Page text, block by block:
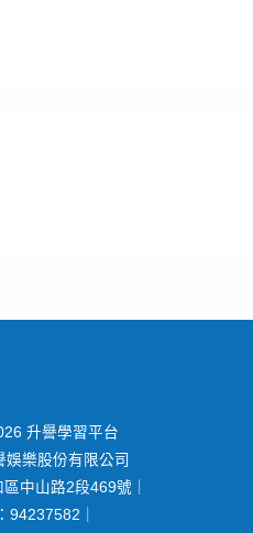
升譽學習平台
娛樂股份有限公司
中山路2段469號｜
94237582｜